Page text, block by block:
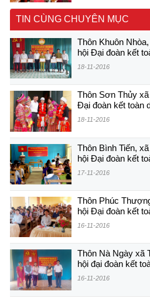
TIN CÙNG CHUYÊN MỤC
Thôn Khuôn
hội Đại đoàn kết
18-11-2016
Thôn Sơn Thủy
Đại đoàn kết toàn
18-11-2016
Thôn Bình Tiến,
hội Đại đoàn kết
17-11-2016
Thôn Phúc
hội Đại đoàn kết
16-11-2016
Thôn Nà Ngày xã
hội đại đoàn kết
16-11-2016